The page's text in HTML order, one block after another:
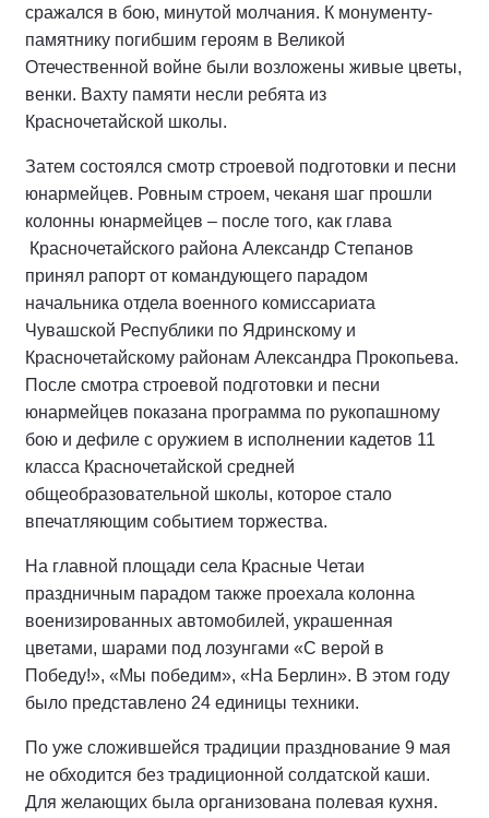
сражался в бою, минутой молчания. К монументу-
памятнику погибшим героям в Великой
Отечественной войне были возложены живые цветы,
венки. Вахту памяти несли ребята из
Красночетайской школы.
Затем состоялся смотр строевой подготовки и песни
юнармейцев. Ровным строем, чеканя шаг прошли
колонны юнармейцев – после того, как глава
Красночетайского района Александр Степанов
принял рапорт от командующего парадом
начальника отдела военного комиссариата
Чувашской Республики по Ядринскому и
Красночетайскому районам Александра Прокопьева.
После смотра строевой подготовки и песни
юнармейцев показана программа по рукопашному
бою и дефиле с оружием в исполнении кадетов 11
класса Красночетайской средней
общеобразовательной школы, которое стало
впечатляющим событием торжества.
На главной площади села Красные Четаи
праздничным парадом также проехала колонна
военизированных автомобилей, украшенная
цветами, шарами под лозунгами «С верой в
Победу!», «Мы победим», «На Берлин». В этом году
было представлено 24 единицы техники.
По уже сложившейся традиции празднование 9 мая
не обходится без традиционной солдатской каши.
Для желающих была организована полевая кухня.